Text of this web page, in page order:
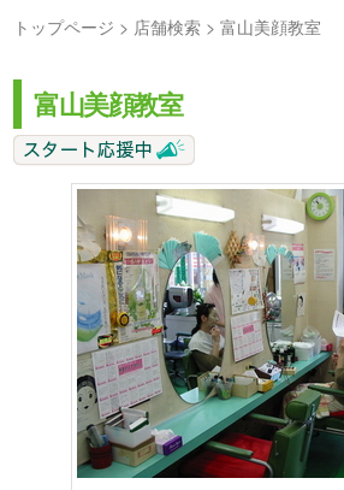
トップページ 店舗検索 富山美顔教室
富山美顔教室